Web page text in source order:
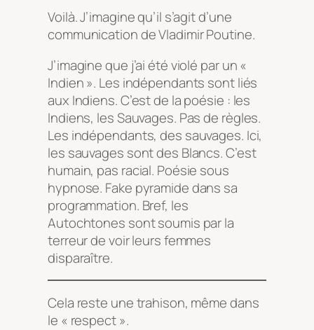
Voilà. J’imagine qu’il s’agit d’une
communication de Vladimir Poutine.
J’imagine que j’ai été violé par un «
Indien ». Les indépendants sont liés
aux Indiens. C’est de la poésie : les
Indiens, les Sauvages. Pas de règles.
Les indépendants, des sauvages. Ici,
les sauvages sont des Blancs. C’est
humain, pas racial. Poésie sous
hypnose. Fake pyramide dans sa
programmation. Bref, les
Autochtones sont soumis par la
terreur de voir leurs femmes
disparaître.
Cela reste une trahison, même dans
le « respect ».